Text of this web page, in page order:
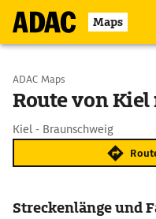
Maps
Start wählen
ADAC Maps
Route von
Kiel - Braunschweig
Streckenlänge und